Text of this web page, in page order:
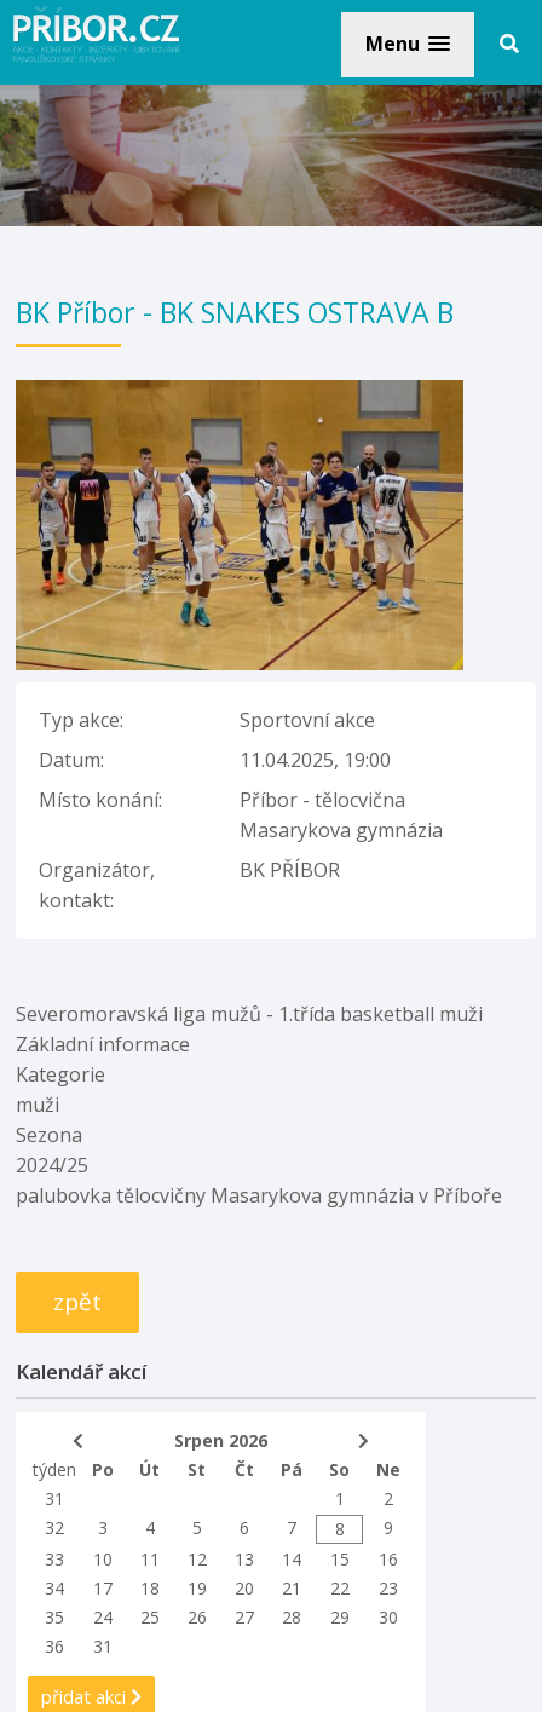
Menu
BK Příbor - BK SNAKES OSTRAVA B
Typ akce:
Sportovní akce
Datum:
11.04.2025, 19:00
Místo konání:
Příbor - tělocvična
Masarykova gymnázia
Organizátor,
kontakt:
BK PŘÍBOR
Severomoravská liga mužů - 1.třída basketball muži
Základní informace
Kategorie
muži
Sezona
2024/25
palubovka tělocvičny Masarykova gymnázia v Příboře
zpět
Kalendář akcí
Srpen 2026
týden
Po Út St Čt Pá So
Ne
31
1
2
32
3 4 5 6 7 8
9
33
10 11 12 13 14 15
16
34
17 18 19 20 21 22
23
35
24 25 26 27 28 29
30
36
31
přidat akci